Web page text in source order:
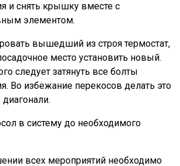
и снять крышку вместе с
элементом.
вышедший из строя термостат,
место установить новый.
следует затянуть все болты
Во избежание перекосов делать это
в систему до необходимого
всех мероприятий необходимо